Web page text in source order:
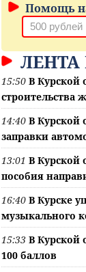
Помощь
15:50 В Курской
строительства
14:40 В Курской
заправки
13:01 В Курской
пособия
16:40 В Курске
музыкального
15:33 В Курской
100 баллов